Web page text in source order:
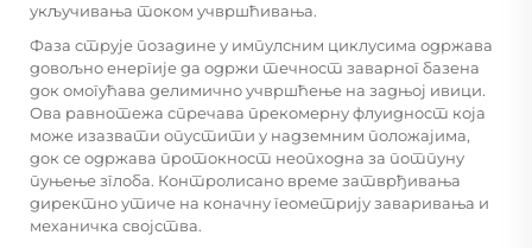
укључивања током учвршћивања.
Фаза струје позадине у импулсним циклусима одржава
довољно енергије да одржи течност заварног базена
док омогућава делимично учвршћење на задњој ивици.
Ова равнотежа спречава прекомерну флуидност која
може изазвати опустити у надземним положајима,
док се одржава протокност неопходна за потпуну
пуњење зглоба. Контролисано време затврђивања
директно утиче на коначну геометрију заваривања и
механичка својства.